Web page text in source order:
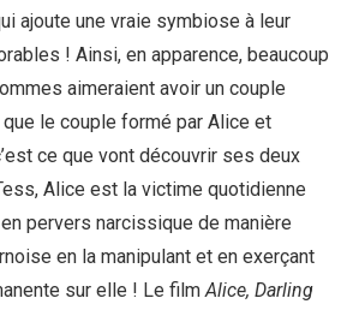
ajoute une vraie symbiose à leur
! Ainsi, en apparence, beaucoup
aimeraient avoir un couple
le couple formé par Alice et
ce que vont découvrir ses deux
Alice est la victime quotidienne
pervers narcissique de manière
en la manipulant et en exerçant
sur elle ! Le filmAlice, Darling